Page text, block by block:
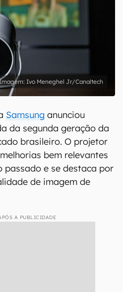
Ivo Meneghel Jr/Canaltech
Samsung anunciou
da segunda geração da
brasileiro. O projetor
bem relevantes
passado e se destaca por
de imagem de
A PUBLICIDADE